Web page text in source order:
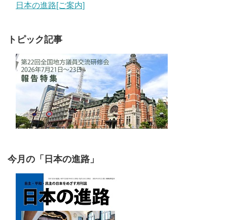
日本の進路[ご案内]
トピック記事
今月の「日本の進路」